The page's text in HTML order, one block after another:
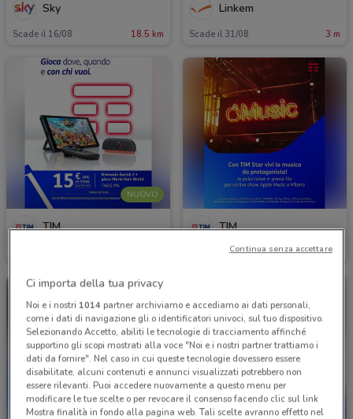
Sky
Scade il 16/08 18.5 km
Linkem
Scade il 31/08 3 m
NUOVO
TIM TIM
Scade il 30/08 66 m
Ci importa della tua privacy
Noi e i nostri 1014partner archiviamo e accediamo ai dati personali,
come i dati di navigazione gli o identificatori univoci, sul tuo dispositivo.
Selezionando Accetto, abiliti le tecnologie di tracciamento affinché
supportino gli scopi mostrati alla voce "Noi e i nostri partner trattiamo i
dati da fornire". Nel caso in cui queste tecnologie dovessero essere
disabilitate, alcuni contenuti e annunci visualizzati potrebbero non
essere rilevanti. Puoi accedere nuovamente a questo menu per
modificare le tue scelte o per revocare il consenso facendo clic sul link
Mostra finalità in fondo alla pagina web. Tali scelte avranno effetto nel
Continua senza accettare